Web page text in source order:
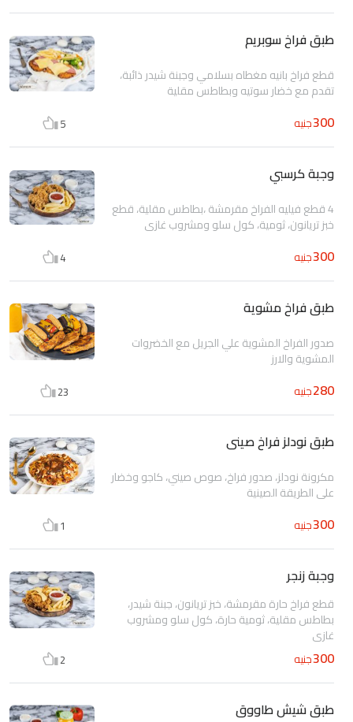
طبق فراخ سوبريم
قطع فراخ بانيه مغطاه بسلامي وجبنة شيدر ذائبة،
تقدم مع خضار سوتيه وبطاطس مقلية
300جنيه 5
وجبة كرسبي
4 قطع فيليه الفراخ مقرمشة ،بطاطس مقلية، قطع
خبز تريانون، ثومية، كول سلو ومشروب غازى
300جنيه 4
طبق فراخ مشوية
صدور الفراخ المشوية علي الجريل مع الخضروات
المشوية والارز
280جنيه 23
طبق نودلز فراخ صينى
مكرونة نودلز، صدور فراخ، صوص صيني، كاجو وخضار
على الطريقة الصينية
300جنيه 1
وجبة زنجر
قطع فراخ حارة مقرمشة، خبز تريانون، جبنة شيدر،
بطاطس مقلية، ثومية حارة، كول سلو ومشروب
غازى
300جنيه 2
طبق شيش طاووق